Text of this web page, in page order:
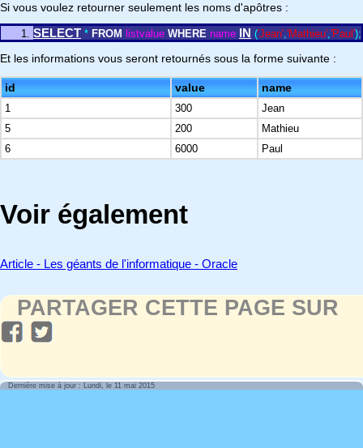
Si vous voulez retourner seulement les noms d'apôtres :
SELECT * FROM listvalue WHERE name IN ('Jean','Mathieu','Paul');
Et les informations vous seront retournés sous la forme suivante :
id value name
1 300
Jean
5
200
Mathieu
6
6000 Paul
Voir également
Article - Les géants de l'informatique - Oracle
PARTAGER CETTE PAGE SUR
Dernière mise à jour : Lundi, le 11 mai 2015